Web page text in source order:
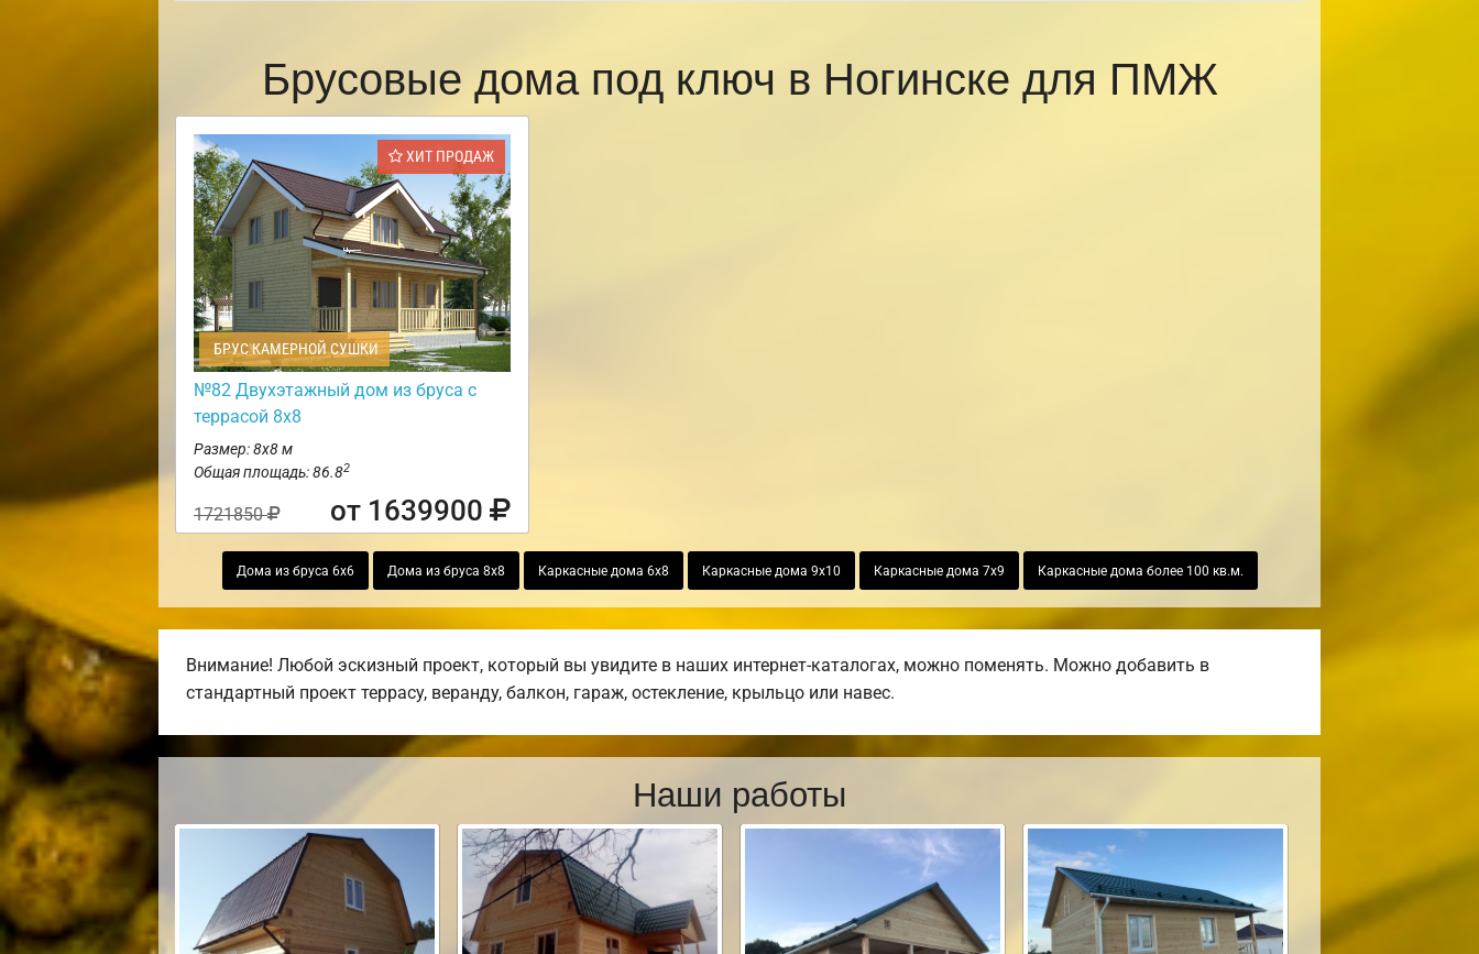
Брусовые дома под ключ в Ногинске для ПМЖ
ХИТ ПРОДАЖ
БРУС КАМЕРНОЙ СУШКИ
№82 Двухэтажный дом из бруса с
террасой 8х8
Размер: 8х8 м
Общая площадь: 86.82
1721850 от 1639900
Дома из бруса 6х6 Дома из бруса 8х8 Каркасные дома 6х8 Каркасные дома 9х10 Каркасные дома 7х9 Каркасные дома более 100 кв.м.
Внимание! Любой эскизный проект, который вы увидите в наших интернет-каталогах, можно поменять. Можно добавить в
стандартный проект террасу, веранду, балкон, гараж, остекление, крыльцо или навес.
Наши работы